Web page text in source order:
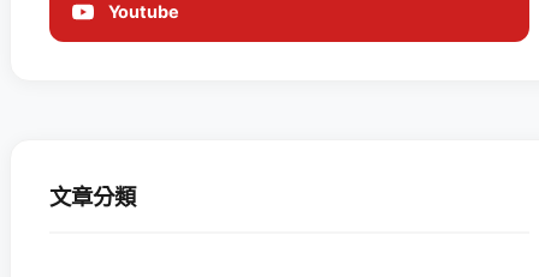
Youtube
文章分類